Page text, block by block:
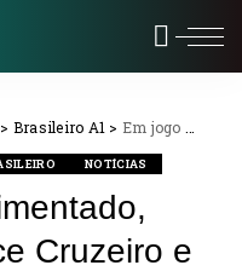
> Brasileiro A1 > Em jogo movimentado, Corinthians vence Cruzeiro e garante vaga na semi do Brasileirão
NOTÍCIAS
Cruzeiro e